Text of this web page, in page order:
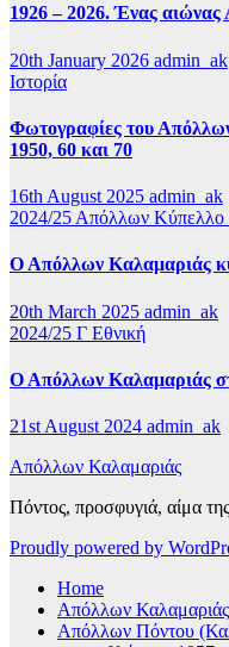
1926 – 2026. Ένας
20th January 2026 admin_ak
Ιστορία
Φωτογραφίες του
1950, 60 και 70
16th August 2025 admin_ak
2024/25 Απόλλων Κύπελλο
Ο Απόλλων Καλαμαριάς
20th March 2025 admin_ak
2024/25 Γ Εθνική
Ο Απόλλων Καλαμαριάς
21st August 2024 admin_ak
Απόλλων Καλαμαριάς
Πόντος, προσφυγιά, αίμα
Proudly powered by
Home
Απόλλων
Απόλλων Πόντου